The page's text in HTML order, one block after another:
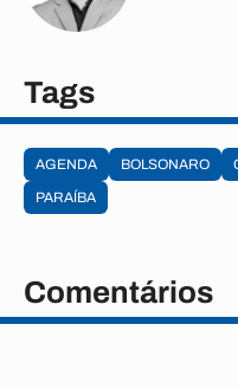
Tags
AGENDA BOLSONARO
PARAÍBA
Comentários